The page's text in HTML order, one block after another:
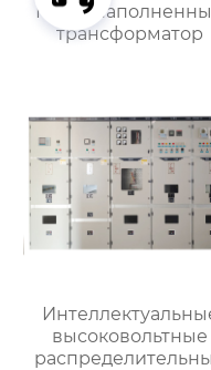
трансформатор
высоковольтные